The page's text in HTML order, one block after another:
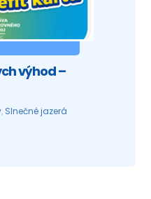
výhod –
, Slnečné jazerá